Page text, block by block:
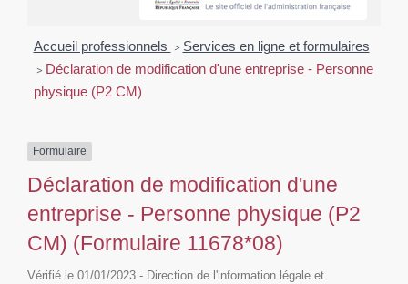
Accueil professionnels > Services en ligne et formulaires
> Déclaration de modification d'une entreprise - Personne
physique (P2 CM)
Formulaire
Déclaration de modification d'une
entreprise - Personne physique (P2
CM) (Formulaire 11678*08)
Vérifié le 01/01/2023 - Direction de l'information légale et